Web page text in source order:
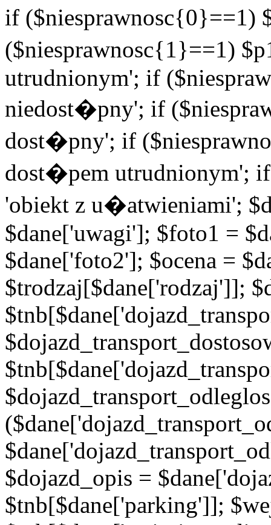
if ($niesprawnosc{0}==1)
($niesprawnosc{1}==1)
utrudnionym'; if
niedost�pny'; if
dost�pny'; if
dost�pem utrudnionym';
'obiekt z u�atwieniami';
$dane['uwagi']; $foto1 =
$dane['foto2']; $ocena =
$trodzaj[$dane['rodzaj']];
$dojazd_opis =
$tnb[$dane['parking']];